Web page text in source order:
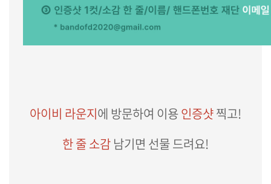
아이비 라운지에 방문하여 이용인증샷찍고!
한 줄 소감 남기면 선물 드려요!